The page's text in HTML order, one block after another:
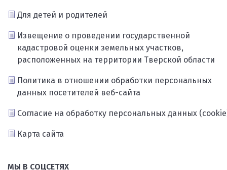
Для детей и родителей
Извещение о проведении государственной
кадастровой оценки земельных участков,
расположенных на территории Тверской области
Политика в отношении обработки персональных
данных посетителей веб-сайта
Согласие на обработку персональных данных
Карта сайта
МЫ В СОЦСЕТЯХ